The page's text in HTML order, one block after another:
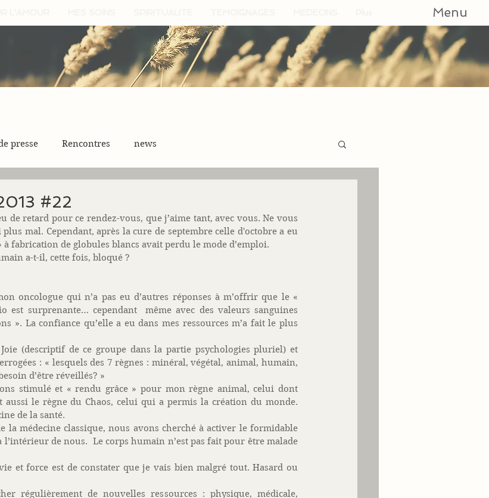
Menu
presse Rencontres news
#22
de retard pour ce rendez-vous, que j’aime tant, avec vous. Ne vous
mal. Cependant, après la cure de septembre celle d'octobre a eu
fabrication de globules blancs avait perdu le mode d’emploi.
a-t-il, cette fois, bloqué ?
oncologue qui n’a pas eu d’autres réponses à m’offrir que le «
est surprenante… cependant  même avec des valeurs sanguines
». La confiance qu’elle a eu dans mes ressources m’a fait le plus
(descriptif de ce groupe dans la partie psychologies pluriel) et
: « lesquels des 7 règnes : minéral, végétal, animal, humain,
d’être réveillés? »
stimulé et « rendu grâce » pour mon règne animal, celui dont
aussi le règne du Chaos, celui qui a permis la création du monde.
de la santé.
la médecine classique, nous avons cherché à activer le formidable
de nous.  Le corps humain n’est pas fait pour être malade
et force est de constater que je vais bien malgré tout. Hasard ou
régulièrement de nouvelles ressources : physique, médicale,